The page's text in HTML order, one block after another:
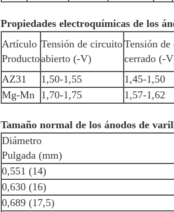
Propiedades electroquímicas de los
Artículo
Producto
Tensión de circuito
abierto (-V)
Tensión
cerrado (-
AZ31
1,50-1,55 1,45-1,50
Mg-Mn 1,70-1,75 1,57-1,62
Tamaño normal de los ánodos de
Diámetro
Pulgada (mm)
0,551 (14)
0,630 (16)
0,689 (17,5)